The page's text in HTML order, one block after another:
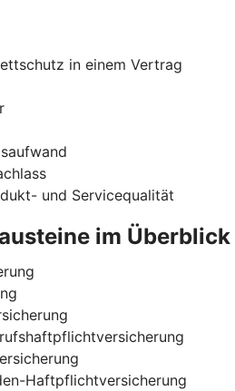
in einem Vertrag
und Servicequalität
im Überblick
Haftpflichtversicherung